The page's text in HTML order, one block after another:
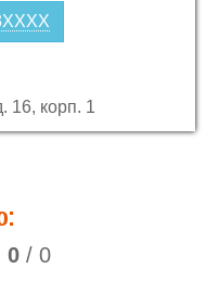
16, корп. 1
0 / 0